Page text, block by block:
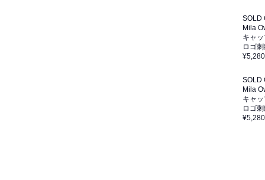
SOLD
Mila
キャ
ロゴ
¥5,280
SOLD
Mila
キャ
ロゴ
¥5,280